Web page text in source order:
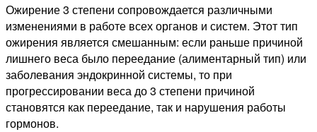
Ожирение 3 степени сопровождается различными
изменениями в работе всех органов и систем. Этот тип
ожирения является смешанным: если раньше причиной
лишнего веса было переедание (алиментарный тип) или
заболевания эндокринной системы, то при
прогрессировании веса до 3 степени причиной
становятся как переедание, так и нарушения работы
гормонов.